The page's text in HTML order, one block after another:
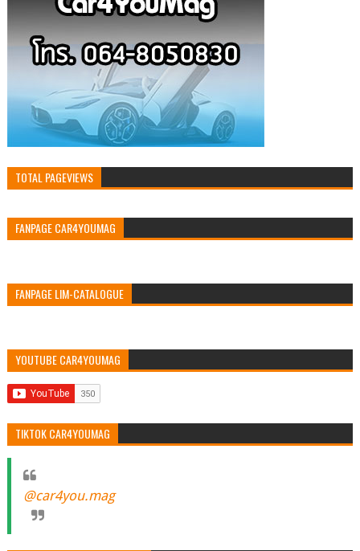
TOTAL PAGEVIEWS
FANPAGE CAR4YOUMAG
FANPAGE LIM-CATALOGUE
YOUTUBE CAR4YOUMAG
TIKTOK CAR4YOUMAG
@car4you.mag